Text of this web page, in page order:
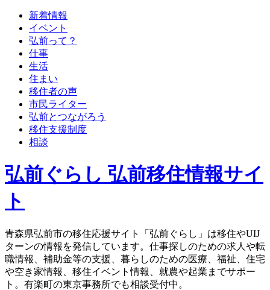
新着情報
イベント
弘前って？
仕事
生活
住まい
移住者の声
市民ライター
弘前とつながろう
移住支援制度
相談
弘前ぐらし 弘前移住情報サイ
ト
青森県弘前市の移住応援サイト「弘前ぐらし」は移住やUIJ
ターンの情報を発信しています。仕事探しのための求人や転
職情報、補助金等の支援、暮らしのための医療、福祉、住宅
や空き家情報、移住イベント情報、就農や起業までサポー
ト。有楽町の東京事務所でも相談受付中。